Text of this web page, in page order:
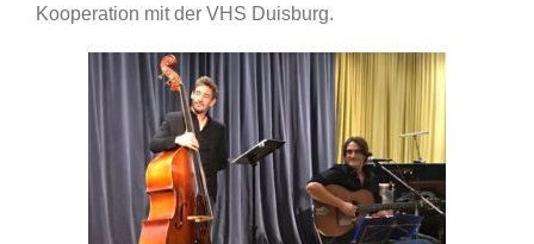
Kooperation mit der VHS Duisburg.